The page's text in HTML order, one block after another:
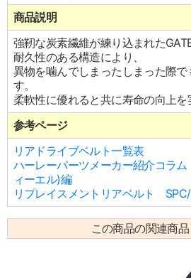
商品説明
強靭な炭素繊維が練り込まれた
耐久性のある構造により、
異物を噛んでしまったしまった際で
す。
柔軟性に優れると共に寿命の向上を
参考ページ
リアドライブベルト一覧表
ハーレーパーツメーカー紹介コラ
ィーエル)編
リプレイスメントリアベルト
この商品の関連商品